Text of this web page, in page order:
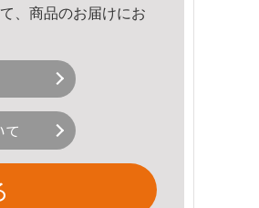
、商品のお届けにお
て